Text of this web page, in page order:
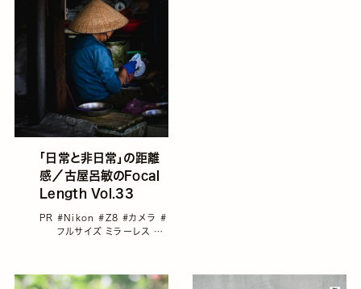
「日常と非日常」の距離
感／古屋呂敏のFocal
Length Vol.33
PR #Nikon#Z8#カメラ#
フルサイズ ミラーレス #